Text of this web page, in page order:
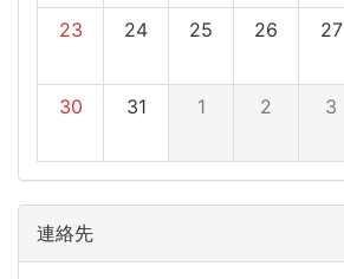
23 24 25 26 27
30 31 1 2 3
連絡先